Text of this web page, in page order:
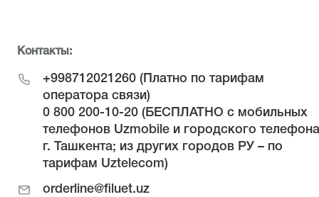
Контакты:
+998712021260 (Платно по тарифам
оператора связи)
0 800 200-10-20 (БЕСПЛАТНО с мобильных
телефонов Uzmobile и городского телефона
г. Ташкента; из других городов РУ – по
тарифам Uztelecom)
orderline@filuet.uz